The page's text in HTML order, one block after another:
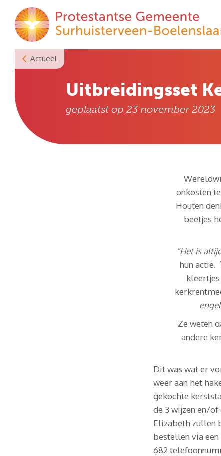
content
Actueel
Uitbreidingsset
geplaatst op 23 november 2023
onkosten
Houten
beetjes
“Het is
hun actie.
Ze weten
andere
Dit was wat er
weer aan het
gekochte
de 3 wijzen en/
Elizabeth zullen
bestellen via
682